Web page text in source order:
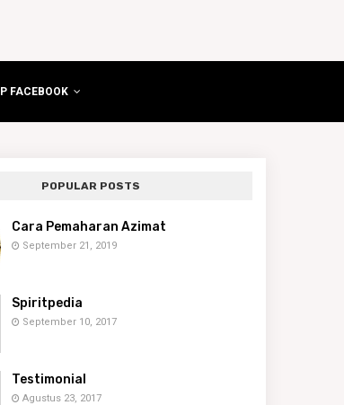
FACEBOOK
POPULAR POSTS
Cara Pemaharan Azimat
September 21, 2019
Spiritpedia
September 10, 2017
Testimonial
Agustus 23, 2017